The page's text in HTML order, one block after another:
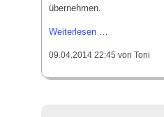
übernehmen.
Weiterlesen …
neue
Organisator
09.04.2014 22:45 von Toni